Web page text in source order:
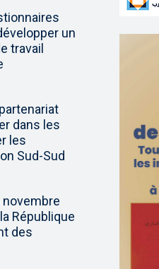
un
travail
dans les
les
Sud-Sud
novembre
République
des